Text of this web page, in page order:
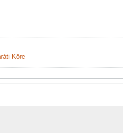
Köre